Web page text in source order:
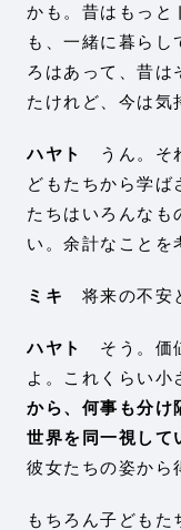
かも。昔はもっと
も、一緒に暮らし
ろはあって、昔は
たけれど、今は気
ハヤト
うん。そ
どもたちから学ば
たちはいろんなも
い。余計なことを
ミキ 将来の不安
ハヤト
そう。価
よ。これくらい小
から、何事も分け
世界を同一視して
彼女たちの姿から
もちろん子どもた